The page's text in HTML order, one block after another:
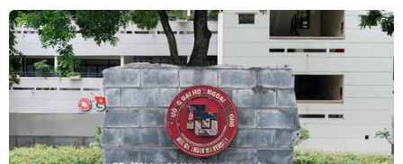
Australia điều tra vụ hai máy bay suýt
va chạm tại sân bay Sydney
09/08/2026 07:04
Dấu mốc quan trọng đưa quan hệ